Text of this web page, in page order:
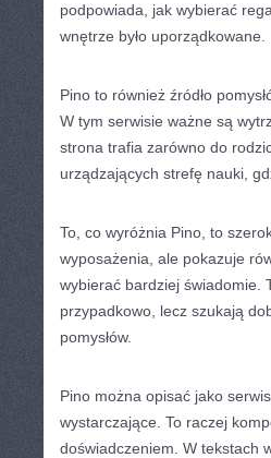
podpowiada, jak wybierać
wnętrze było uporządkowane.
Pino to również źródło
W tym serwisie ważne są
strona trafia zarówno do
urządzających strefę nauki,
To, co wyróżnia Pino, to
wyposażenia, ale pokazuje
wybierać bardziej świadomie.
przypadkowo, lecz szukają
pomysłów.
Pino można opisać jako
wystarczające. To raczej
doświadczeniem. W tekstach